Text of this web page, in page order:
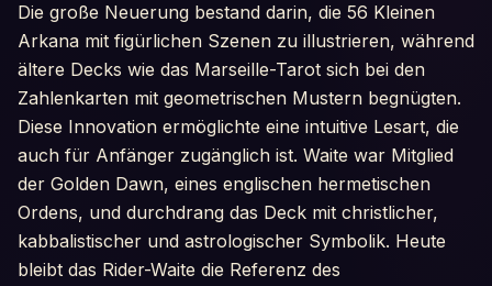
Die große Neuerung bestand darin, die 56 Kleinen
Arkana mit figürlichen Szenen zu illustrieren, während
ältere Decks wie das Marseille-Tarot sich bei den
Zahlenkarten mit geometrischen Mustern begnügten.
Diese Innovation ermöglichte eine intuitive Lesart, die
auch für Anfänger zugänglich ist. Waite war Mitglied
der Golden Dawn, eines englischen hermetischen
Ordens, und durchdrang das Deck mit christlicher,
kabbalistischer und astrologischer Symbolik. Heute
bleibt das Rider-Waite die Referenz des